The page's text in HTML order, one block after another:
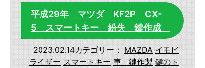
平成29年 マツダ KF2P CX-
5 スマートキー 紛失 鍵作成
2023.02.14カテゴリー： MAZDA イモビ
ライザー スマートキー 車 鍵作製 鍵のト